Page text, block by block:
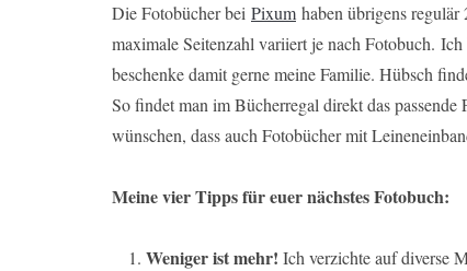
Die Fotobücher bei Pixum haben übrigens
maximale Seitenzahl variiert je nach Fotobuch.
beschenke damit gerne meine Familie. Hübsch
So findet man im Bücherregal direkt das
wünschen, dass auch Fotobücher mit
Meine vier Tipps für euer nächstes Fotobuch:
Weniger ist mehr! Ich verzichte auf diverse